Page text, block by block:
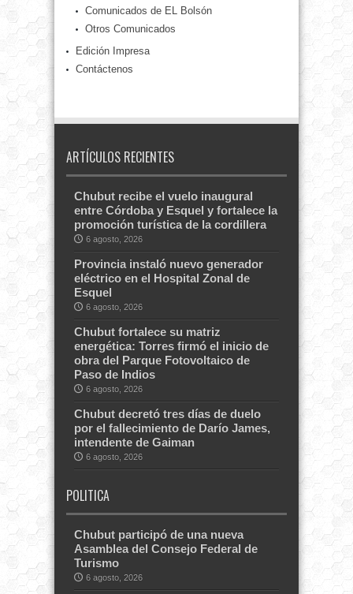
Comunicados de EL Bolsón
Otros Comunicados
Edición Impresa
Contáctenos
ARTÍCULOS RECIENTES
Chubut recibe el vuelo inaugural
entre Córdoba y Esquel y fortalece la
promoción turística de la cordillera
6 agosto, 2026
Provincia instaló nuevo generador
eléctrico en el Hospital Zonal de
Esquel
6 agosto, 2026
Chubut fortalece su matriz
energética: Torres firmó el inicio de
obra del Parque Fotovoltaico de
Paso de Indios
6 agosto, 2026
Chubut decretó tres días de duelo
por el fallecimiento de Darío James,
intendente de Gaiman
6 agosto, 2026
POLITICA
Chubut participó de una nueva
Asamblea del Consejo Federal de
Turismo
6 agosto, 2026